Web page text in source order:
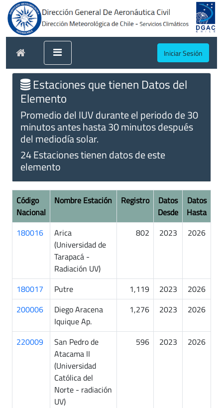
Iniciar Sesión
Estaciones que tienen Datos del
Elemento
Promedio del IUV durante el periodo de 30
minutos antes hasta 30 minutos después
del mediodía solar.
24 Estaciones tienen datos de este
elemento
Código
Nacional
Nombre Estación Registro
Datos
Desde
Datos
Hasta
180016
Arica
(Universidad de
Tarapacá -
Radiación UV)
802 2023 2026
180017 Putre 1,119 2023
2026
200006
Diego Aracena
Iquique Ap.
1,276 2023 2026
220009
San Pedro de
Atacama II
(Universidad
Católica del
Norte - radiación
UV)
596 2023 2026